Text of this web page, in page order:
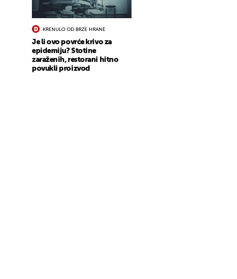
KRENULO OD BRZE HRANE
Je li ovo povrće krivo za
epidemiju? Stotine
zaraženih, restorani hitno
povukli proizvod